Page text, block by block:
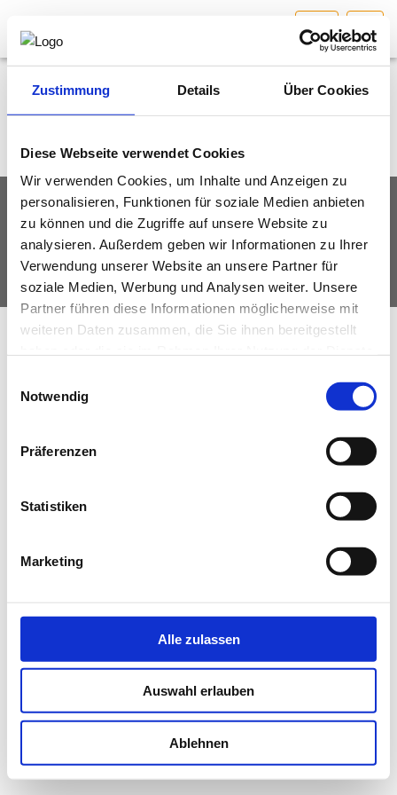
Zustimmung Details Über Cookies
Diese Webseite verwendet Cookies
Wir verwenden Cookies, um Inhalte und Anzeigen zu
personalisieren, Funktionen für soziale Medien anbieten
zu können und die Zugriffe auf unsere Website zu
analysieren. Außerdem geben wir Informationen zu Ihrer
Verwendung unserer Website an unsere Partner für
soziale Medien, Werbung und Analysen weiter. Unsere
Partner führen diese Informationen möglicherweise mit
weiteren Daten zusammen, die Sie ihnen bereitgestellt
Notwendig
Präferenzen
Statistiken
Marketing
Alle zulassen
Auswahl erlauben
Ablehnen
SBG
Bundesland auswählen HOME
DAS INGENIEURBÜRO
INTERESSEN­VERTRETUNG
MITGLIEDER­VERZEICHNIS
SERVICE
IMPRESSUM DATENSCHUTZ
© Fachverband Ingenieurbüros Österreich